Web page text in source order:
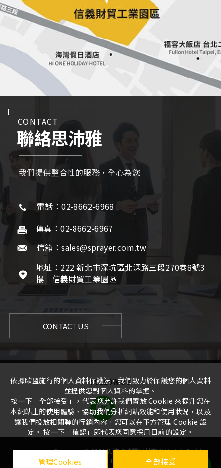
CONTACT
聯絡思沛雅
我們提供整合性的服務，全心為您
電話：02-8662-6968
傳真：02-8662-6967
信箱：sales@sprayer.com.tw
地址：222 新北市深坑區北深路三段270巷8號3
樓｜信義財貿工業園區
CONTACT US
FOLLOW US
Copyright ©2026思沛雅噴霧器材有限公司All Rights
Reserved. |
依據歐盟施行的個人資料保護法，我們致力於保護您的個人資料
並提供您對個人資料的掌握。
按一下「全部接受」，代表您允許我們置放 Cookie 來提升您在
本網站上的使用體驗、協助我們分析網站效能和使用狀況，以及
讓我們投放相關聯的行銷內容。您可以在下方管理 Cookie 設
定。 按一下「確認」即代表您同意採用目前的設定。
管理Cookies 全部接受